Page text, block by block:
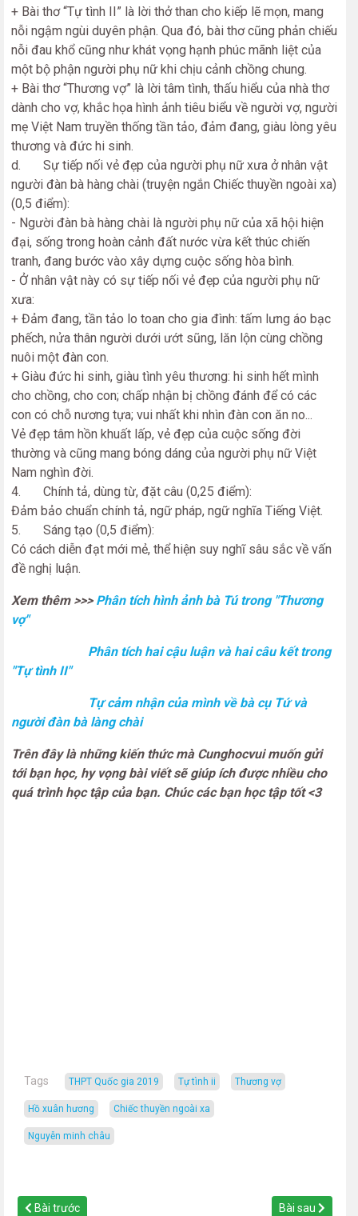
+ Bài thơ “Tự tình II” là lời thở than cho kiếp lẽ mọn, mang
nỗi ngậm ngùi duyên phận. Qua đó, bài thơ cũng phản chiếu
nỗi đau khổ cũng như khát vọng hạnh phúc mãnh liệt của
một bộ phận người phụ nữ khi chịu cảnh chồng chung.
+ Bài thơ “Thương vợ” là lời tâm tình, thấu hiểu của nhà thơ
dành cho vợ, khắc họa hình ảnh tiêu biểu về người vợ, người
mẹ Việt Nam truyền thống tần tảo, đảm đang, giàu lòng yêu
thương và đức hi sinh.
d. Sự tiếp nối vẻ đẹp của người phụ nữ xưa ở nhân vật
người đàn bà hàng chài (truyện ngắn Chiếc thuyền ngoài xa)
(0,5 điểm):
- Người đàn bà hàng chài là người phụ nữ của xã hội hiện
đại, sống trong hoàn cảnh đất nước vừa kết thúc chiến
tranh, đang bước vào xây dựng cuộc sống hòa bình.
- Ở nhân vật này có sự tiếp nối vẻ đẹp của người phụ nữ
xưa:
+ Đảm đang, tần tảo lo toan cho gia đình: tấm lưng áo bạc
phếch, nửa thân người dưới ướt sũng, lăn lộn cùng chồng
nuôi một đàn con.
+ Giàu đức hi sinh, giàu tình yêu thương: hi sinh hết mình
cho chồng, cho con; chấp nhận bị chồng đánh để có các
con có chỗ nương tựa; vui nhất khi nhìn đàn con ăn no...
Vẻ đẹp tâm hồn khuất lấp, vẻ đẹp của cuộc sống đời
thường và cũng mang bóng dáng của người phụ nữ Việt
Nam nghìn đời.
4. Chính tả, dùng từ, đặt câu (0,25 điểm):
Đảm bảo chuẩn chính tả, ngữ pháp, ngữ nghĩa Tiếng Việt.
5. Sáng tạo (0,5 điểm):
Có cách diễn đạt mới mẻ, thể hiện suy nghĩ sâu sắc về vấn
đề nghị luận.
Xem thêm >>> Phân tích hình ảnh bà Tú trong "Thương
vợ"
Phân tích hai cậu luận và hai câu kết trong
"Tự tình II"
Tự cảm nhận của mình về bà cụ Tứ và
người đàn bà làng chài
Trên đây là những kiến thức mà Cunghocvui muốn gửi
tới bạn học, hy vọng bài viết sẽ giúp ích được nhiều cho
quá trình học tập của bạn. Chúc các bạn học tập tốt <3
Tags THPT Quốc gia 2019 tự tình ii thương vợ
hồ xuân hương Chiếc thuyền ngoài xa
nguyễn minh châu
Bài trước Bài sau